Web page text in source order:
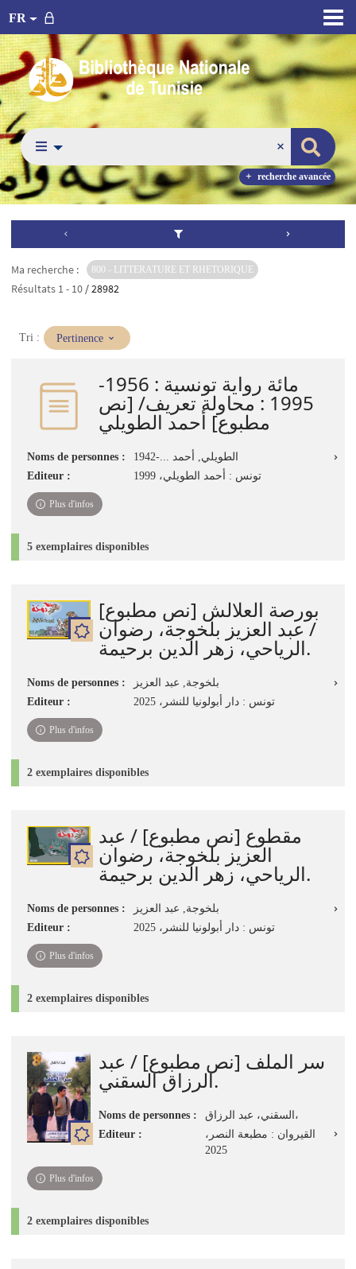
FR
recherche avancée
Ma recherche : 800 - LITTERATURE ET RHETORIQUE
Résultats 1 - 10 / 28982
Tri : (Mise
immédiate)
Pertinence
مائة رواية تونسية : 1956-
1995 : محاولة تعريف/ [نص
مطبوع] أحمد الطويلي
Noms de personnes :
الطويلي, أحمد ...-1942
Editeur :
تونس : أحمد الطويلي، 1999
Plus d'infos
5 exemplaires disponibles
بورصة العلالش [نص مطبوع]
/ عبد العزيز بلخوجة، رضوان
الرياحي، زهر الدين برحيمة.
Noms de personnes :
بلخوجة, ‏عبد العزيز
Editeur :
تونس : دار أبولونيا للنشر، 2025
Plus d'infos
2 exemplaires disponibles
مقطوع [نص مطبوع] / عبد
العزيز بلخوجة، رضوان
الرياحي، زهر الدين برحيمة.
Noms de personnes :
بلخوجة, ‏عبد العزيز
Editeur :
تونس : دار أبولونيا للنشر، 2025
Plus d'infos
2 exemplaires disponibles
سر الملف [نص مطبوع] / عبد
الرزاق السقني.
Noms de personnes :
السقني، عبد الرزاق،
Editeur :
القيروان : مطبعة النصر،
2025
Plus d'infos
2 exemplaires disponibles